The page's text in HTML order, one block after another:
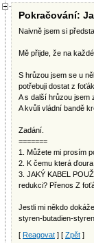
Pokračování:
Naivně jsem si
Mě přijde, že na
S hrůzou jsem se u
potřebuji dostat z
A s další hrůzou jsem
A kvůli vládní bandě
Zadání.
=======
1. Můžete mi prosím
2. K čemu která
3. JAKÝ KABEL
redukci? Přenos Z
Jestli mi někdo
styren-butadien-
[ Reagovat ] [ Zpět ]